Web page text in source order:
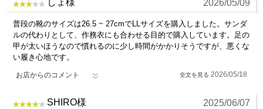
しょ様 2026/05/09
普段の靴のサイズは26.5 ~ 27cmでLLサイズを購入しました。サンダ
ルの代わりとして、作務衣にも合わせる目的で購入しています。足の
甲が太いほうなので慣れるのに少し時間がかかりそうですが、悪くな
い履き心地です。
お店からのコメント 2026/05/18
SHIRO様 2025/06/07